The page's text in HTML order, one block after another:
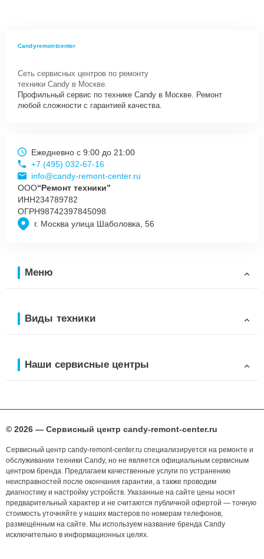
Candyremontcenter
Сеть сервисных центров по ремонту
техники Candy в Москве.
Профильный сервис по технике Candy в Москве. Ремонт
любой сложности с гарантией качества.
г. Москва улица Шаболовка, 56
Ежедневно с 9:00 до 21:00
+7 (495) 032-67-16
info@candy-remont-center.ru
ООО“Ремонт техники”
ИНН234789782
ОГРН98742397845098
Меню
Виды техники
Наши сервисные центры
© 2026 — Сервисный центр candy-remont-center.ru
Сервисный центр candy-remont-center.ru специализируется на ремонте и
обслуживании техники Candy, но не является официальным сервисным
центром бренда. Предлагаем качественные услуги по устранению
неисправностей после окончания гарантии, а также проводим
диагностику и настройку устройств. Указанные на сайте цены носят
предварительный характер и не считаются публичной офертой — точную
стоимость уточняйте у наших мастеров по номерам телефонов,
размещённым на сайте. Мы используем название бренда Candy
исключительно в информационных целях.